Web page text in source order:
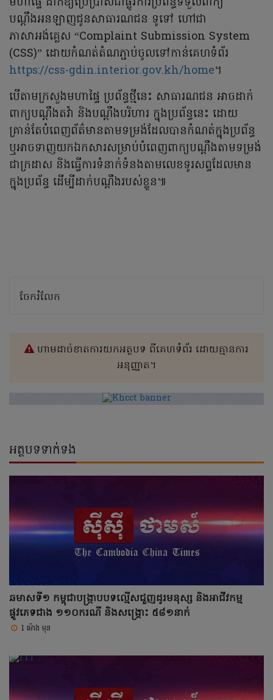
បណ្តឹងអនឡាញជូនសាធារណជន ទូទៅ ហៅជា
ភាសាអង់គ្លេស “Complaint Submission System
(CSS)” ដោយកំណត់តំណភ្ជាប់ចូលទៅកាន់គេហទំព័រ
https://css-gdin.interior.gov.kh/home។
បើតាមក្រសួងមហាផ្ទៃ ប្រព័ន្ធថ្មីនេះ សាធារណជន អាចដាក់
ពាក្យបណ្តឹងតវ៉ា និងបណ្តឹងបរិហារ ក្នុងប្រព័ន្ធនេះ ដោយ
គ្រាន់តែបំពេញព័ត៌មានតាមទម្រង់ដែលបានកំណត់ក្នុងប្រព័ន្ធ
ឬអាចទាញយកឯកសារសម្រាប់បំពេញពាក្យបណ្តឹងតាមទម្រង់
ជាក្រដាស និងធ្វើការទំនាក់ទំនងតាមលេខទូរសព្ទដែលមាន
ក្នុងប្រព័ន្ធ ដើម្បីដាក់បណ្តឹងរបស់ខ្លួន៕
ចែករំលែក
ហាមដាច់ខាតការយកអត្ថបទ ពីគេហទំព័រ ដោយគ្មានការ
អនុញ្ញាត។
អត្ថបទទាក់ទង
ឆមាសទី១ កម្ពុជាបង្ក្រាបបទល្មើសជួញដូរមនុស្ស និងអាជីវកម្ម
ផ្លូវភេទជាង ១១០ករណី និងសង្គ្រោះ ៥៨១នាក់
1 ម៉ោង មុន